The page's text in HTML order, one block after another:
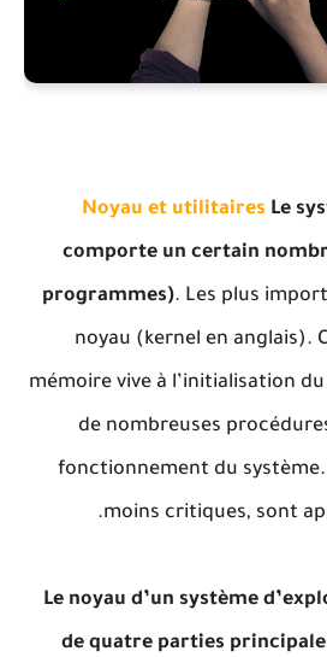
Noyau et utilitaires Le
comporte un certain
programmes). Les plus
noyau (kernel en anglais).
mémoire vive à l’initialisation
de nombreuses
fonctionnement du
moins critiques, sont
Le noyau d’un système
de quatre parties